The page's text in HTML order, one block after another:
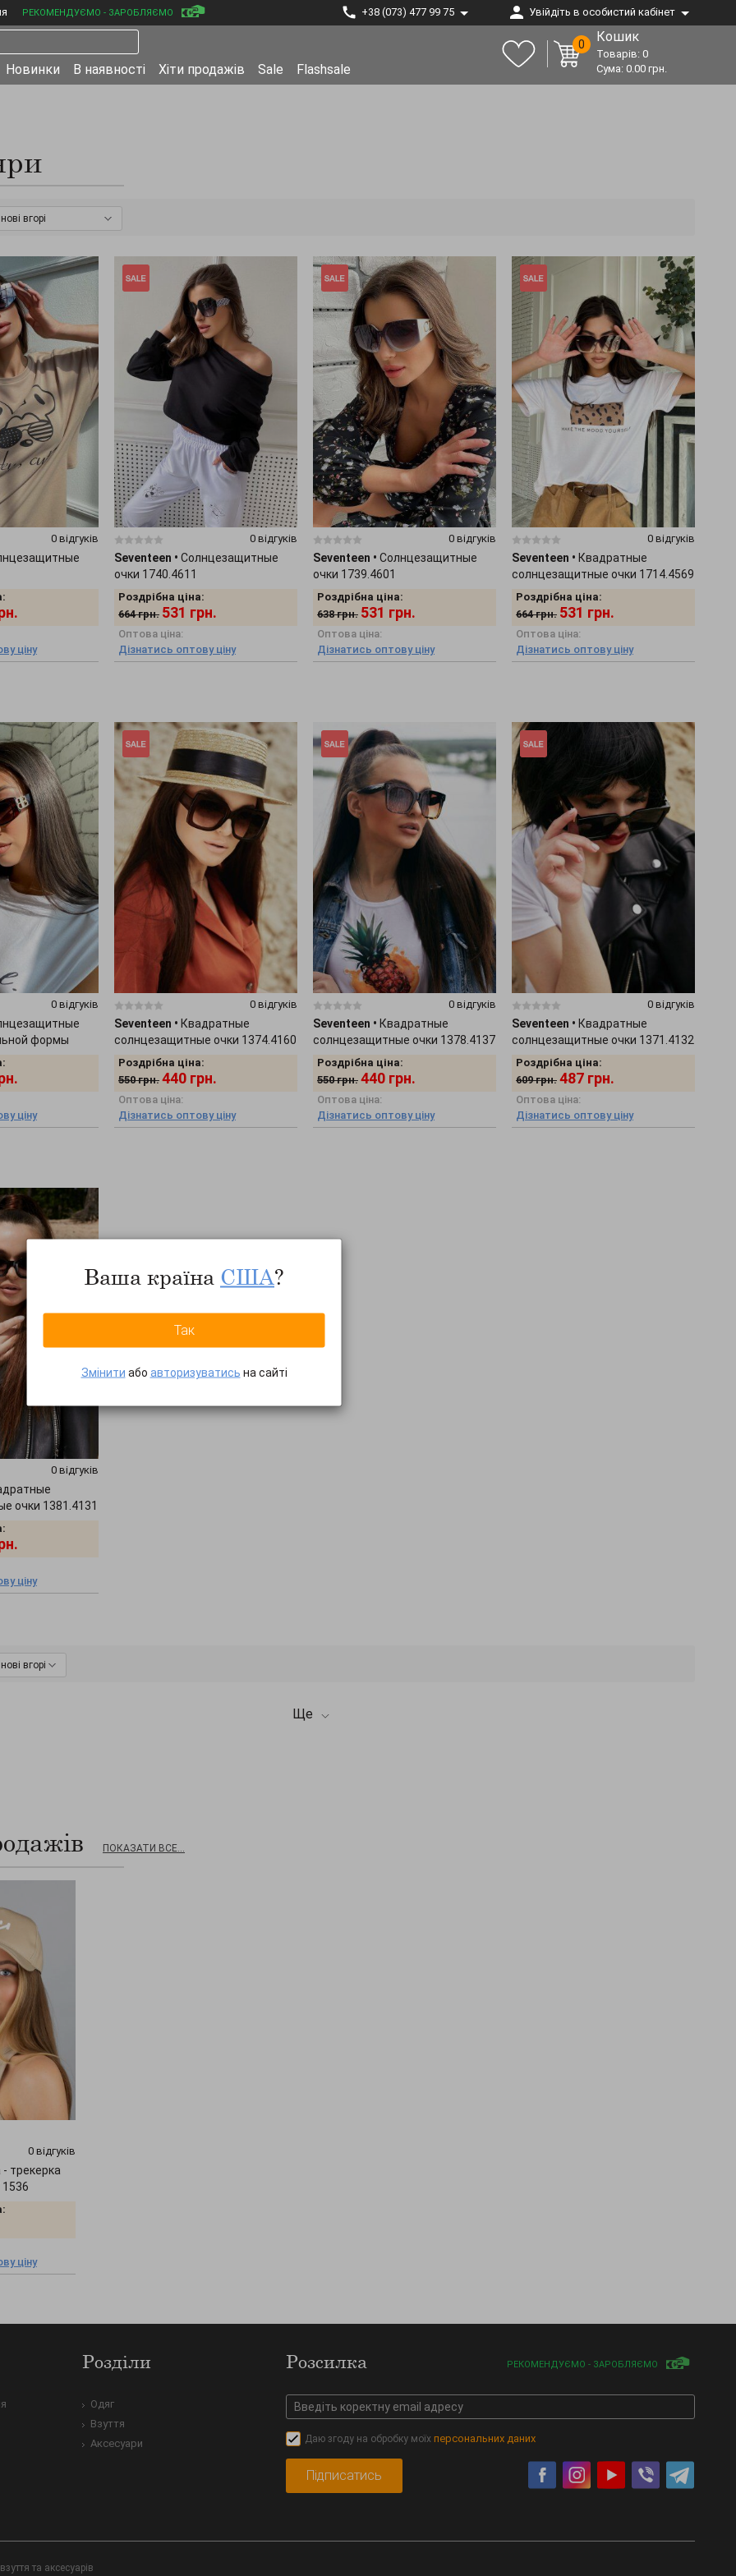
РЕКОМЕНДУЄМО - ЗАРОБЛЯЄМО +38 (073) 477 99 75 Увійдіть в особистий кабінет
Новинки В наявності Хіти продажів Sale Flashsale
0 Кошик
Товарів: 0
Сума: 0.00 грн.
нові вгорі
0 відгуків
ціну
0 відгуків
Seventeen • Солнцезащитные
очки 1740.4611
Роздрібна ціна:
664 грн. 531 грн.
Оптова ціна:
Дізнатись оптову ціну
0 відгуків
Seventeen • Солнцезащитные
очки 1739.4601
Роздрібна ціна:
638 грн. 531 грн.
Оптова ціна:
Дізнатись оптову ціну
0 відгуків
Seventeen • Квадратные
солнцезащитные очки 1714.4569
Роздрібна ціна:
664 грн. 531 грн.
Оптова ціна:
Дізнатись оптову ціну
0 відгуків
формы
ціну
0 відгуків
Seventeen • Квадратные
солнцезащитные очки 1374.4160
Роздрібна ціна:
550 грн. 440 грн.
Оптова ціна:
Дізнатись оптову ціну
0 відгуків
Seventeen • Квадратные
солнцезащитные очки 1378.4137
Роздрібна ціна:
550 грн. 440 грн.
Оптова ціна:
Дізнатись оптову ціну
0 відгуків
Seventeen • Квадратные
солнцезащитные очки 1371.4132
Роздрібна ціна:
609 грн. 487 грн.
Оптова ціна:
Дізнатись оптову ціну
0 відгуків
очки 1381.4131
ціну
нові вгорі
Ще
ПОКАЗАТИ ВСЕ...
0 відгуків
- трекерка
1536
ціну
Розділи
Одяг
Взуття
Аксесуари
Розсилка РЕКОМЕНДУЄМО - ЗАРОБЛЯЄМО
Даю згоду на обробку моїхперсональних даних
та аксесуарів
Ваша країна США?
Так
Змінити або авторизуватись на сайті